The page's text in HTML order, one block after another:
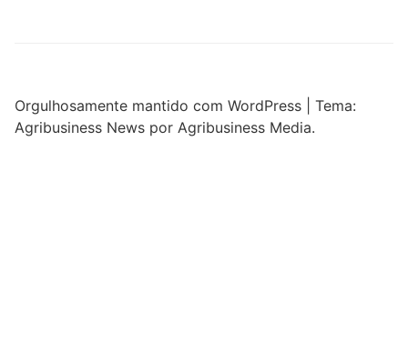
Orgulhosamente mantido com WordPress
Tema:
Agribusiness News por Agribusiness Media.